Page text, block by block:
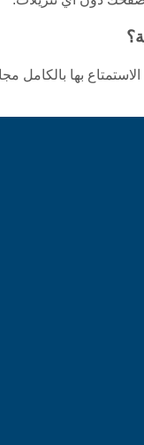
بها بالكامل